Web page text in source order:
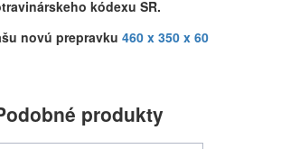
kódexu SR.
novú prepravku 460 x 350 x 60
produkty